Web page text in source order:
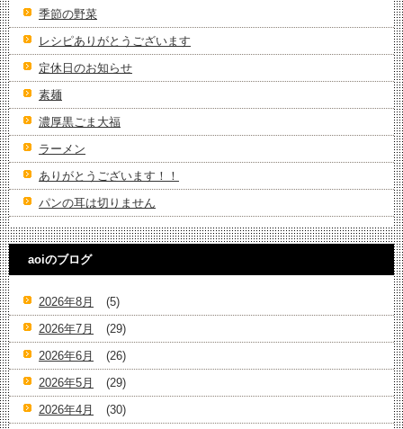
季節の野菜
レシピありがとうございます
定休日のお知らせ
素麺
濃厚黒ごま大福
ラーメン
ありがとうございます！！
パンの耳は切りません
aoiのブログ
2026年8月
(5)
2026年7月
(29)
2026年6月
(26)
2026年5月
(29)
2026年4月
(30)